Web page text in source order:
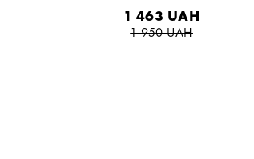
1 463 UAH
1 950UAH